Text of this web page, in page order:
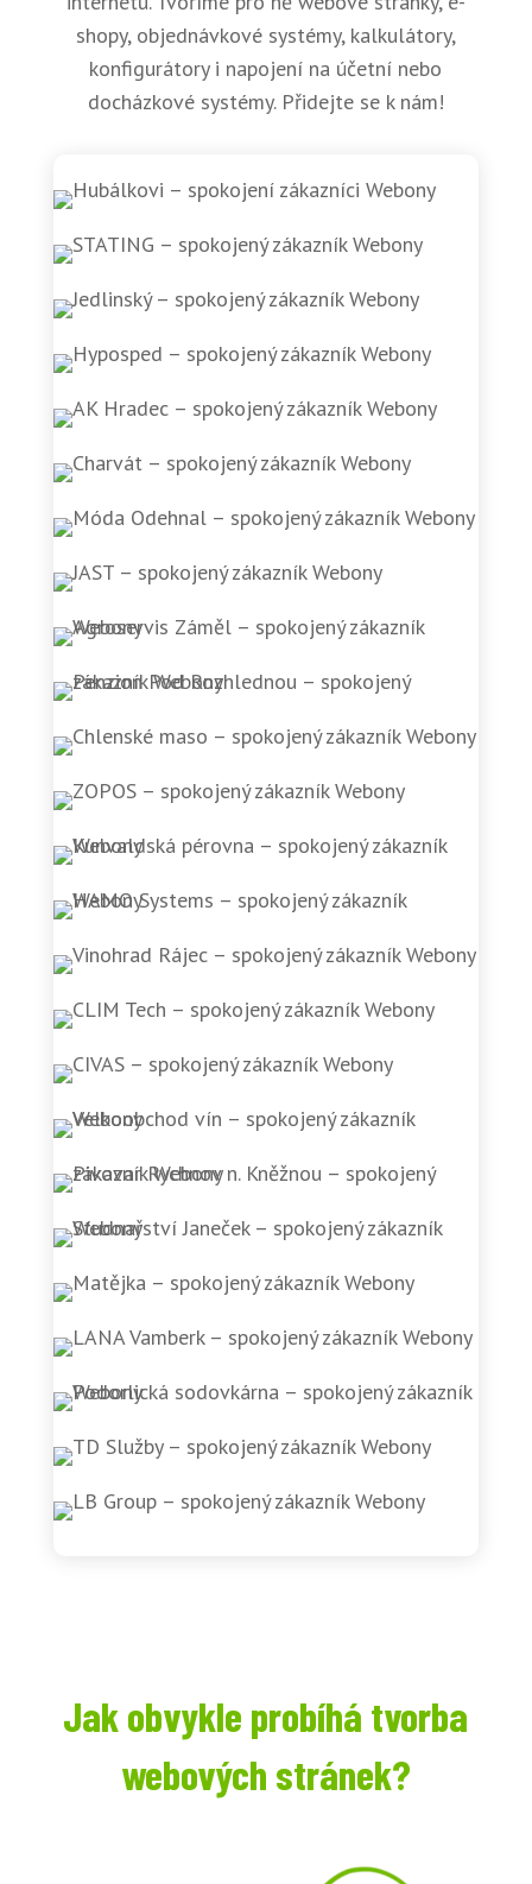
shopy, objednávkové systémy, kalkulátory,
konfigurátory i napojení na účetní nebo
docházkové systémy. Přidejte se k nám!
Jak obvykle probíhá tvorba
webových stránek?